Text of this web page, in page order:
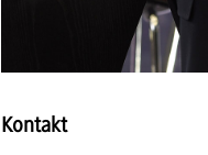
Kontakt